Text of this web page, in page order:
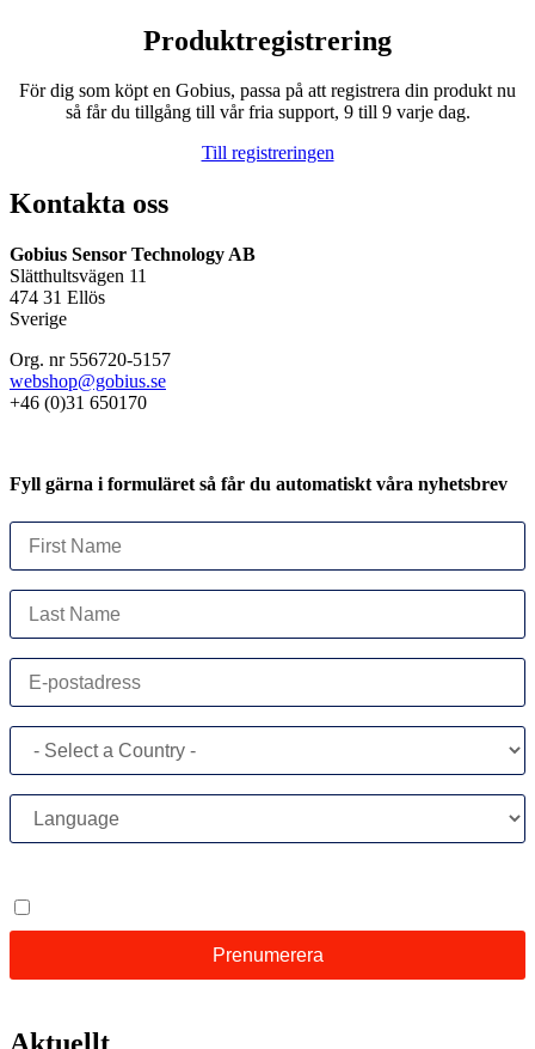
Produktregistrering
För dig som köpt en Gobius, passa på att registrera din produkt nu
så får du tillgång till vår fria support, 9 till 9 varje dag.
Till registreringen
Kontakta oss
Gobius Sensor Technology AB
Slätthultsvägen 11
474 31 Ellös
Sverige
Org. nr 556720-5157
webshop@gobius.se
+46 (0)31 650170
Fyll gärna i formuläret så får du automatiskt våra nyhetsbrev
Aktuellt